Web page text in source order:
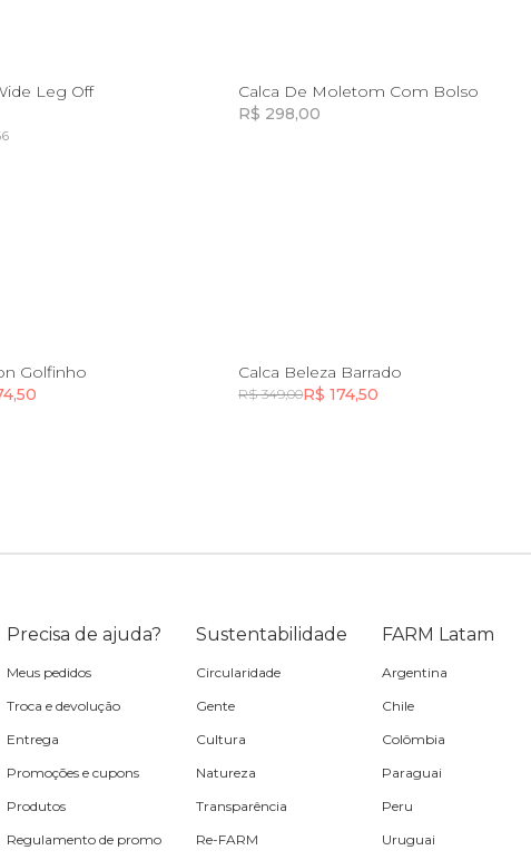
10 12
Leg Off
Calca De Moletom Com Bolso
R$ 298,00
Golfinho Calca Beleza Barrado
R$ 349,00R$ 174,50
Precisa de ajuda?
Meus pedidos
Troca e devolução
Entrega
Promoções e cupons
Produtos
Regulamento de promo
Sustentabilidade
Circularidade
Gente
Cultura
Natureza
Transparência
Re-FARM
FARM Latam
Argentina
Chile
Colômbia
Paraguai
Peru
Uruguai